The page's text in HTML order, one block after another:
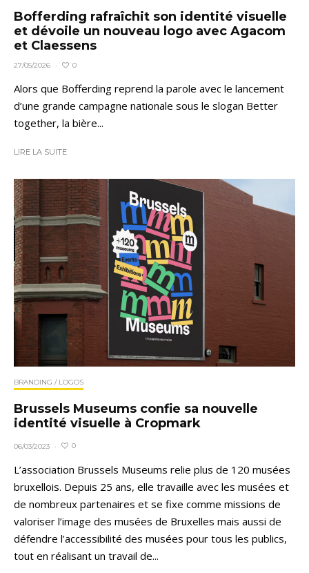
Bofferding rafraîchit son identité visuelle
et dévoile un nouveau logo avec Agacom
et Claessens
27/05/2026 · 0
Alors que Bofferding reprend la parole avec le lancement
d’une grande campagne nationale sous le slogan Better
together, la bière...
LIRE LA SUITE
BRANDING / LOGOS
Brussels Museums confie sa nouvelle
identité visuelle à Cropmark
06/03/2023 · 0
L’association Brussels Museums relie plus de 120 musées
bruxellois. Depuis 25 ans, elle travaille avec les musées et
de nombreux partenaires et se fixe comme missions de
valoriser l’image des musées de Bruxelles mais aussi de
défendre l’accessibilité des musées pour tous les publics,
tout en réalisant un travail de...